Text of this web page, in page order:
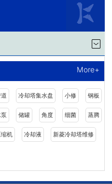
More+
冷却塔集水盘 小修 钢板
储罐 角度 细菌 蒸腾
机 冷却液 新菱冷却塔维修